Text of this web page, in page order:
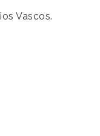
Vascos.